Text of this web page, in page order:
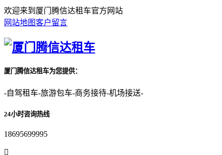
欢迎来到厦门腾信达租车官方网站
网站地图客户留言
厦门腾信达租车为您提供：
-自驾租车-旅游包车-商务接待-机场接送-
24小时咨询热线
18695699995
